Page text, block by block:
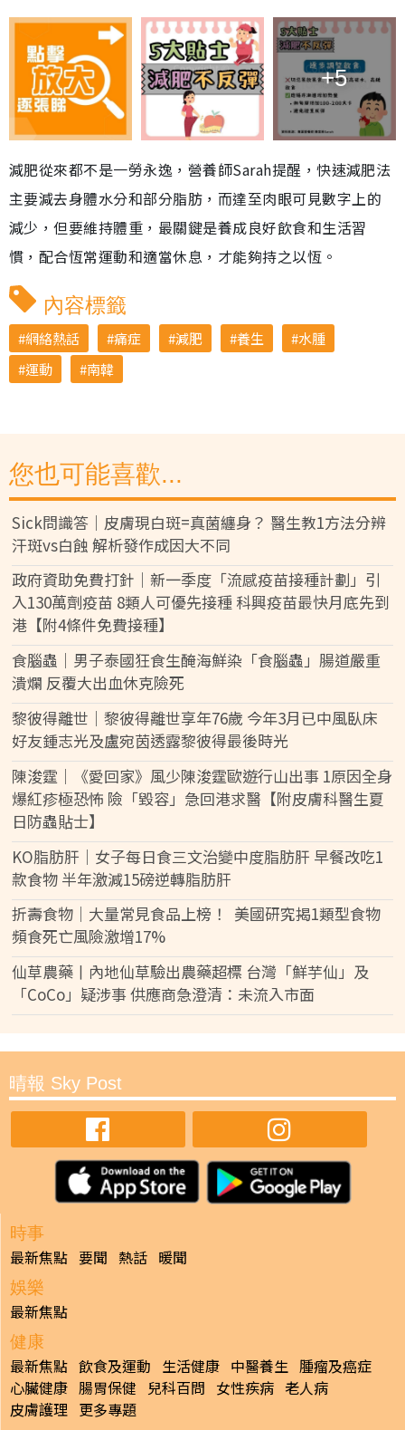
+5
減肥從來都不是一勞永逸，營養師Sarah提醒，快速減肥法
主要減去身體水分和部分脂肪，而達至肉眼可見數字上的
減少，但要維持體重，最關鍵是養成良好飲食和生活習
慣，配合恆常運動和適當休息，才能夠持之以恆。
內容標籤
網絡熱話 痛症 減肥 養生
水腫
運動
南韓
您也可能喜歡...
Sick問識答｜皮膚現白斑=真菌纏身？ 醫生教1方法分辨
汗斑vs白蝕 解析發作成因大不同
政府資助免費打針｜新一季度「流感疫苗接種計劃」引
入130萬劑疫苗 8類人可優先接種 科興疫苗最快月底先到
港【附4條件免費接種】
食腦蟲｜男子泰國狂食生醃海鮮染「食腦蟲」腸道嚴重
潰爛 反覆大出血休克險死
黎彼得離世｜黎彼得離世享年76歲 今年3月已中風臥床
好友鍾志光及盧宛茵透露黎彼得最後時光
陳浚霆｜《愛回家》風少陳浚霆歐遊行山出事 1原因全身
爆紅疹極恐怖 險「毀容」急回港求醫【附皮膚科醫生夏
日防蟲貼士】
KO脂肪肝｜女子每日食三文治變中度脂肪肝 早餐改吃1
款食物 半年激減15磅逆轉脂肪肝
折壽食物｜大量常見食品上榜！ 美國研究揭1類型食物
頻食死亡風險激增17%
仙草農藥丨內地仙草驗出農藥超標 台灣「鮮芋仙」及
「CoCo」疑涉事 供應商急澄清：未流入市面
晴報 Sky Post
時事
最新焦點 要聞 熱話 暖聞
娛樂
最新焦點
健康
最新焦點 飲食及運動 生活健康 中醫養生 腫瘤及癌症
心臟健康 腸胃保健 兒科百問 女性疾病 老人病
皮膚護理 更多專題